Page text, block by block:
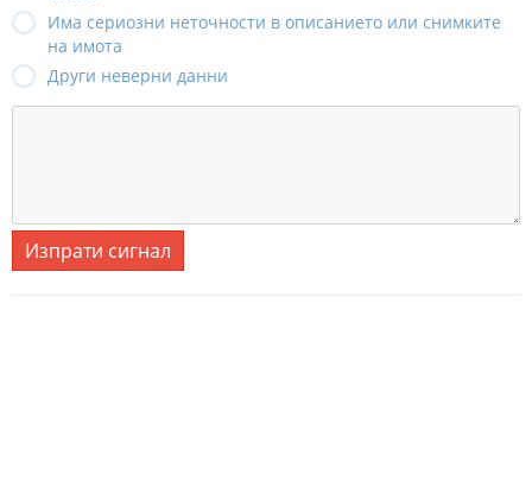
Има сериозни неточности в описанието или снимките
на имота
Други неверни данни
Изпрати сигнал